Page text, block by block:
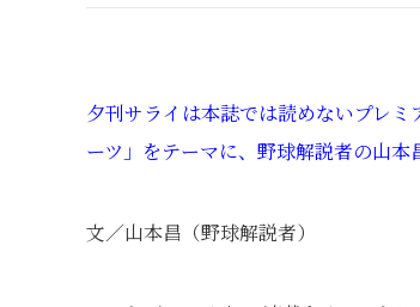
夕刊サライは本誌では読めないプレ
ーツ」をテーマに、野球解説者の山本
文／山本昌（野球解説者）